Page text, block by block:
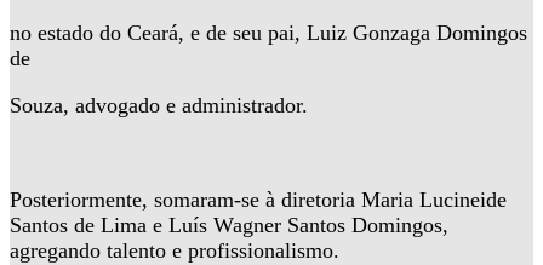
no estado do Ceará, e de seu pai, Luiz Gonzaga Domingos
de
Souza, advogado e administrador.
Posteriormente, somaram-se à diretoria Maria Lucineide
Santos de Lima e Luís Wagner Santos Domingos,
agregando talento e profissionalismo.